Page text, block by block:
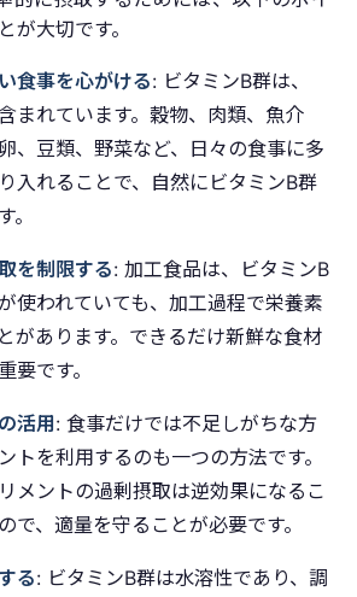
が大切です。
食事を心がける: ビタミンB群は、
まれています。穀物、肉類、魚介
、豆類、野菜など、日々の食事に多
入れることで、自然にビタミンB群
。
を制限する: 加工食品は、ビタミンB
使われていても、加工過程で栄養素
があります。できるだけ新鮮な食材
要です。
活用: 食事だけでは不足しがちな方
トを利用するのも一つの方法です。
メントの過剰摂取は逆効果になるこ
で、適量を守ることが必要です。
る: ビタミンB群は水溶性であり、調